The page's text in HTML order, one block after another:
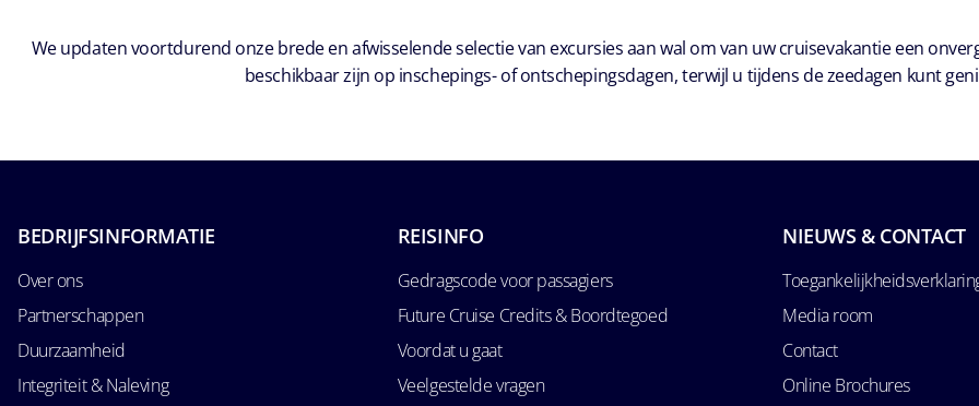
We updaten voortdurend onze brede en afwisselende selectie van excursies aan wal om van uw cruisevakantie een
beschikbaar zijn op inschepings- of ontschepingsdagen, terwijl u tijdens de zeedagen kunt
BEDRIJFSINFORMATIE
Over ons
Partnerschappen
Duurzaamheid
Integriteit & Naleving
REISINFO
Gedragscode voor passagiers
Future Cruise Credits & Boordtegoed
Voordat u gaat
Veelgestelde vragen
NIEUWS & CONTACT
Media room
Contact
Online Brochures